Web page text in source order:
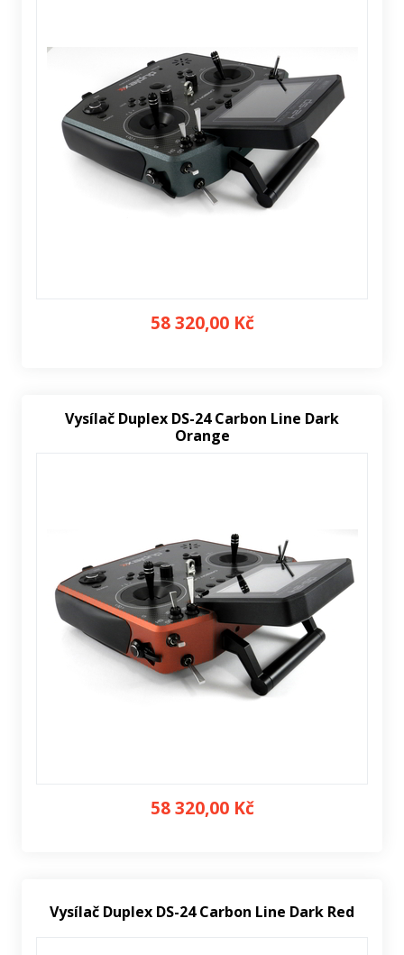
58 320,00 Kč
Vysílač Duplex DS-24 Carbon Line Dark
Orange
58 320,00 Kč
Vysílač Duplex DS-24 Carbon Line Dark Red